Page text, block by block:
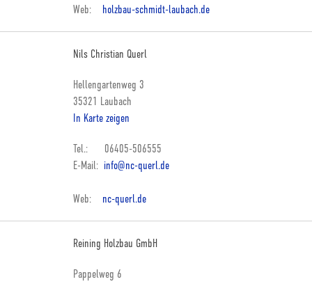
Web:
holzbau-schmidt-laubach.de
Nils Christian Querl
Hellengartenweg 3
35321 Laubach
In Karte zeigen
Tel.: 06405-506555
E-Mail: info@nc-querl.de
Web: nc-querl.de
Reining Holzbau GmbH
Pappelweg 6